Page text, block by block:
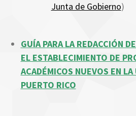
Junta de Gobierno)
GUÍA PARA LA REDACCIÓN
EL ESTABLECIMIENTO DE
ACADÉMICOS NUEVOS EN
PUERTO RICO